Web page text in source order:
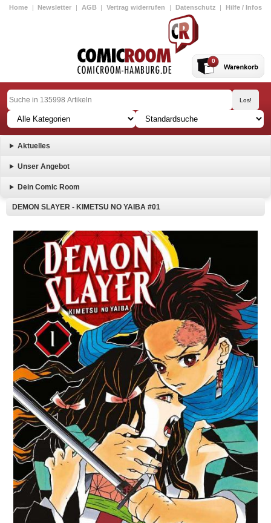
Home | Newsletter | AGB | Vertrag widerrufen | Datenschutz | Hilfe / Infos
0
Aktuelles
Unser Angebot
Dein Comic Room
DEMON SLAYER - KIMETSU NO YAIBA #01